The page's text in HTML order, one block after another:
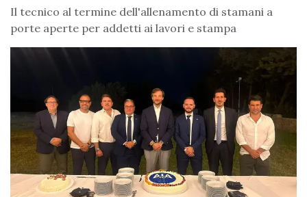
Il tecnico al termine dell'allenamento di stamani a
porte aperte per addetti ai lavori e stampa